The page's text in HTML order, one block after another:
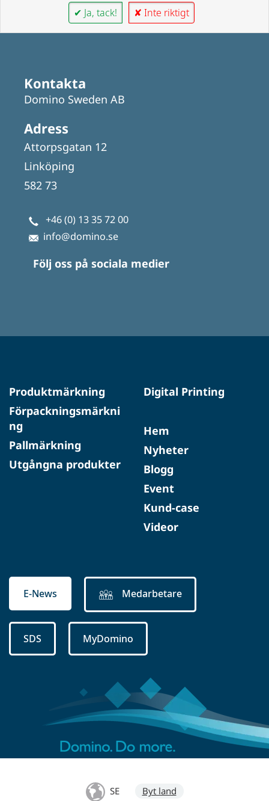
✔ Ja, tack! ✘ Inte riktigt
Kontakta
Domino Sweden AB
Adress
Attorpsgatan 12
Linköping
582 73
+46 (0) 13 35 72 00
info@domino.se
Följ oss på sociala medier
Produktmärkning
Förpackningsmärkni
ng
Pallmärkning
Utgångna produkter
Digital Printing
Hem
Nyheter
Blogg
Event
Kund-case
Videor
E-News Medarbetare
SDS MyDomino
SE Byt land